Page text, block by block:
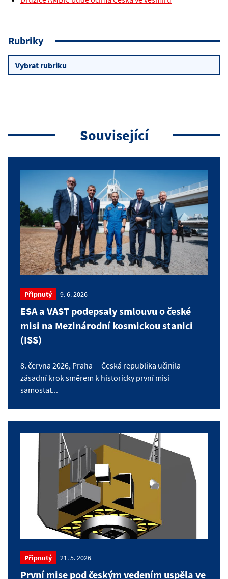
Rubriky
Rubriky
Související
Připnutý 9. 6. 2026
ESA a VAST podepsaly smlouvu o české
misi na Mezinárodní kosmickou stanici
(ISS)
8. června 2026, Praha – Česká republika učinila
zásadní krok směrem k historicky první misi
samostat...
Připnutý 21. 5. 2026
První mise pod českým vedením uspěla ve